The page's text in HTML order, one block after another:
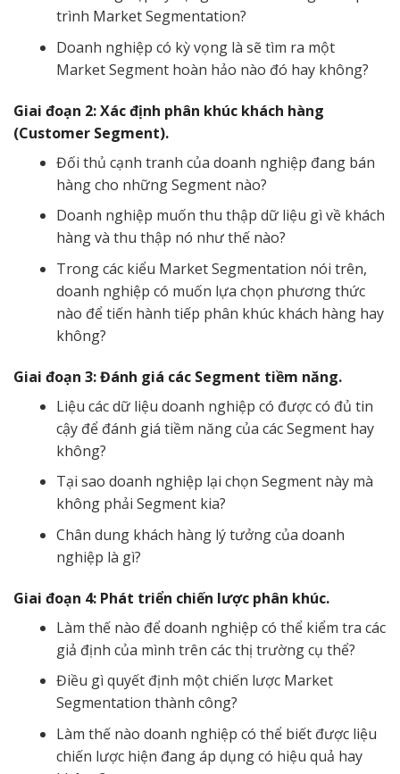
trình Market Segmentation?
Doanh nghiệp có kỳ vọng là sẽ tìm ra một
Market Segment hoàn hảo nào đó hay không?
Giai đoạn 2: Xác định phân khúc khách hàng
(Customer Segment).
Đối thủ cạnh tranh của doanh nghiệp đang bán
hàng cho những Segment nào?
Doanh nghiệp muốn thu thập dữ liệu gì về khách
hàng và thu thập nó như thế nào?
Trong các kiểu Market Segmentation nói trên,
doanh nghiệp có muốn lựa chọn phương thức
nào để tiến hành tiếp phân khúc khách hàng hay
không?
Giai đoạn 3: Đánh giá các Segment tiềm năng.
Liệu các dữ liệu doanh nghiệp có được có đủ tin
cậy để đánh giá tiềm năng của các Segment hay
không?
Tại sao doanh nghiệp lại chọn Segment này mà
không phải Segment kia?
Chân dung khách hàng lý tưởng của doanh
nghiệp là gì?
Giai đoạn 4: Phát triển chiến lược phân khúc.
Làm thế nào để doanh nghiệp có thể kiểm tra các
giả định của mình trên các thị trường cụ thể?
Điều gì quyết định một chiến lược Market
Segmentation thành công?
Làm thế nào doanh nghiệp có thể biết được liệu
chiến lược hiện đang áp dụng có hiệu quả hay